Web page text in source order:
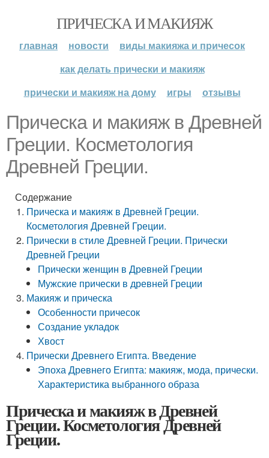
ПРИЧЕСКА И МАКИЯЖ
главная новости
виды макияжа и причесок
как делать прически и макияж
прически и макияж на дому
игры отзывы
Прическа и макияж в Древней
Греции. Косметология
Древней Греции.
Содержание
Прическа и макияж в Древней Греции.
Косметология Древней Греции.
Прически в стиле Древней Греции. Прически
Древней Греции
Прически женщин в Древней Греции
Мужские прически в древней Греции
Макияж и прическа
Особенности причесок
Создание укладок
Хвост
Прически Древнего Египта. Введение
Эпоха Древнего Египта: макияж, мода, прически.
Характеристика выбранного образа
Прическа и макияж в Древней
Греции. Косметология Древней
Греции.